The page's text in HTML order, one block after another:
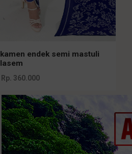
kamen endek semi mastuli
lasem
Rp. 360.000